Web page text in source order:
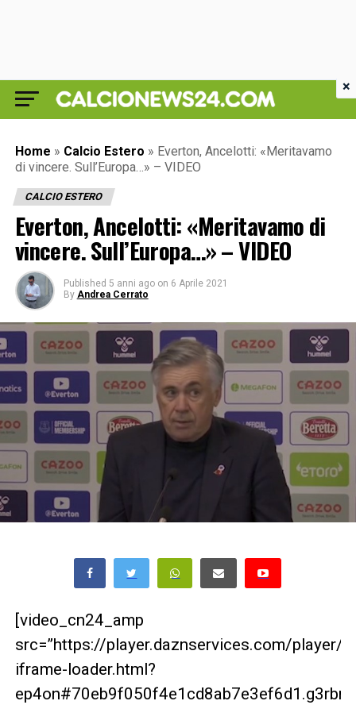
Home » Calcio Estero » Everton, Ancelotti: «Meritavamo
di vincere. Sull’Europa…» – VIDEO
CALCIO ESTERO
Everton, Ancelotti: «Meritavamo di
vincere. Sull’Europa…» – VIDEO
Published 5 anni ago on 6 Aprile 2021
By Andrea Cerrato
[video_cn24_amp
src=”https://player.daznservices.com/player/
iframe-loader.html?
×